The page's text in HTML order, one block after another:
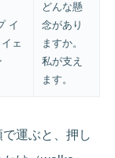
イ
ェ
どんな懸
念があり
ますか。
私が支え
ます。
運ぶと、押し